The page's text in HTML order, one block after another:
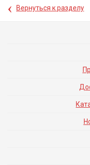
‹ Вернуться к разделу